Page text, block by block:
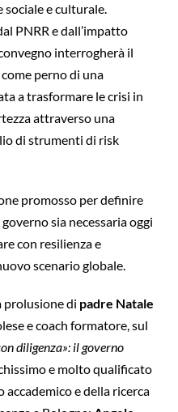
e culturale.
PNRR e dall’impatto
interrogherà il
perno di una
a trasformare le crisi in
attraverso una
di strumenti di risk
promosso per definire
sia necessaria oggi
con resilienza e
scenario globale.
prolusione di padre Natale
e coach formatore, sul
diligenza»: il governo
e molto qualificato
e della ricerca